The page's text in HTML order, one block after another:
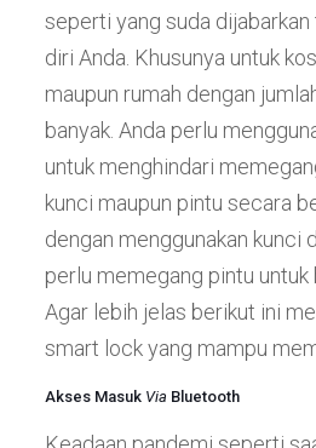
seperti yang suda
diri Anda. Khusunya untuk
maupun rumah dengan
banyak. Anda perlu
untuk menghindari
kunci maupun pintu secara
dengan menggunakan kunci
perlu memegang pintu untuk
Agar lebih jelas berikut ini
smart lock yang mampu
Akses Masuk Via Bluetooth